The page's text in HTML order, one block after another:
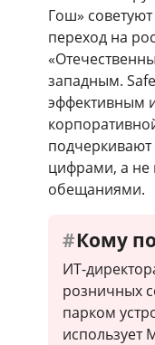
Гош»
переход на
западным.
эффективным
цифрами, а не
обещаниями.
Кому
ИТ-
розничных
парком
использует